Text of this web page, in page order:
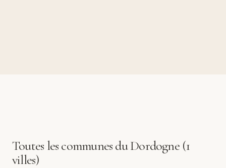
Toutes les communes du Dordogne (1
villes)